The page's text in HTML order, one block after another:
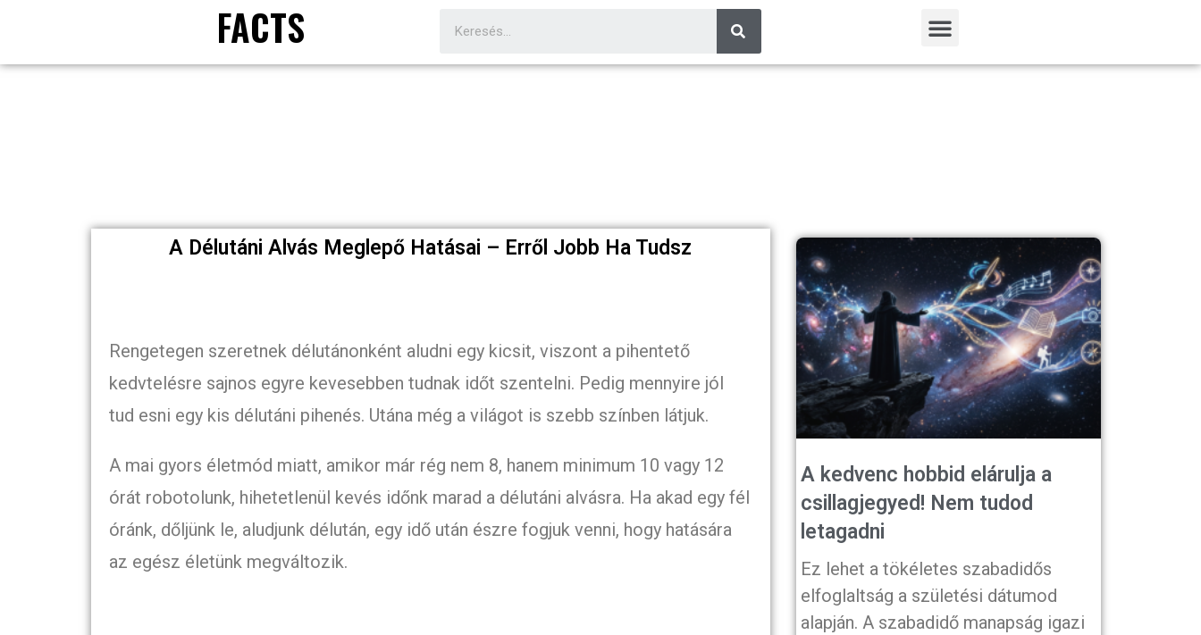
FACTS
A Délutáni Alvás Meglepő Hatásai – Erről Jobb Ha Tudsz
Rengetegen szeretnek délutánonként aludni egy kicsit, viszont a pihentető
kedvtelésre sajnos egyre kevesebben tudnak időt szentelni. Pedig mennyire jól
tud esni egy kis délutáni pihenés. Utána még a világot is szebb színben látjuk.
A mai gyors életmód miatt, amikor már rég nem 8, hanem minimum 10 vagy 12
órát robotolunk, hihetetlenül kevés időnk marad a délutáni alvásra. Ha akad egy fél
óránk, dőljünk le, aludjunk délután, egy idő után észre fogjuk venni, hogy hatására
az egész életünk megváltozik.
A kedvenc hobbid elárulja a
csillagjegyed! Nem tudod
letagadni
Ez lehet a tökéletes szabadidős
elfoglaltság a születési dátumod
alapján. A szabadidő manapság igazi